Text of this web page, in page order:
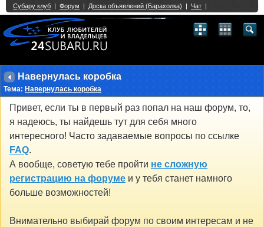
Навернулась коробка
Тема: Навернулась коробка
Привет, если ты в первый раз попал на наш форум, то,
я надеюсь, ты найдешь тут для себя много
интересного! Часто задаваемые вопросы по ссылке
FAQ.
А вообще, советую тебе пройти не сложную
регистрацию на форуме и у тебя станет намного
больше возможностей!
Внимательно выбирай форум по своим интересам и не
Single Sign On provided byvBSSO
2 3 4 5 6 7 8 9 10 11 12 13 21 22 23 24 25 26
27 28 29 30 31 32 33 40 41 42 43